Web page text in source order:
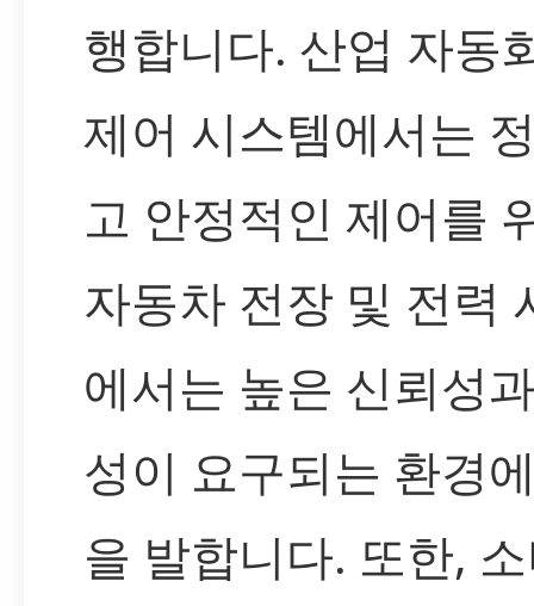
행합니다. 산업 자동
제어 시스템에서는
고 안정적인 제어를
자동차 전장 및 전력
에서는 높은 신뢰성
성이 요구되는 환경
을 발합니다. 또한,